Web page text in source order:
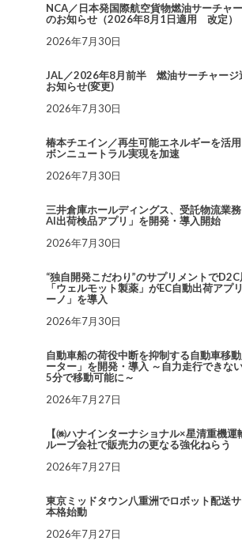
NCA／日本発国際航空貨物燃油サーチャ
のお知らせ（2026年8月1日適用 改定）
2026年7月30日
JAL／2026年8月前半 燃油サーチャージ
お知らせ(変更)
2026年7月30日
椿本チエイン／再生可能エネルギーを活
ボンニュートラル実現を加速
2026年7月30日
三井倉庫ホールディングス、受託物流業
AI出荷検品アプリ」を開発・導入開始
2026年7月30日
“独自開発こだわり”のサプリメントで
「ウェルモット製薬」がEC自動出荷アプ
ーノ」を導入
2026年7月30日
自動車船の荷役中断を抑制する自動車移
ーター」を開発・導入 ～自力走行できな
5分で移動可能に～
2026年7月27日
【㈱ハナインターナショナル×星清重機運
ループ会社で販売力の更なる強化ねらう
2026年7月27日
東京ミッドタウン八重洲でロボット配送
本格始動
2026年7月27日